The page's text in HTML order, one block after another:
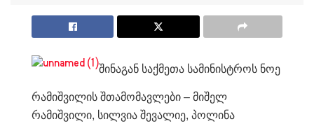
შინაგან საქმეთა სამინისტროს ნოე
რამიშვილის შთამომავლები – მიშელ
რამიშვილი, სილვია შევალიე, პოლინა